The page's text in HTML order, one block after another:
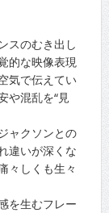
スのむき出し
的な映像表現
気で伝えてい
や混乱を“見
ャクソンとの
違いが深くな
々しくも生々
を生むフレー